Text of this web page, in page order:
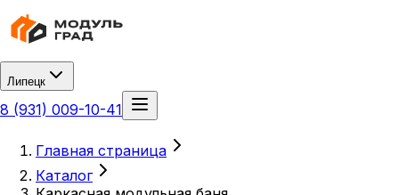
Липецк
8 (931) 009-10-41
Главная страница
Каталог